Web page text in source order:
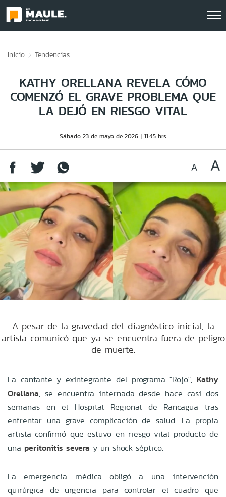
Inicio Tendencias
KATHY ORELLANA REVELA CÓMO
COMENZÓ EL GRAVE PROBLEMA QUE
LA DEJÓ EN RIESGO VITAL
Sábado 23 de mayo de 2026 11:45 hrs
A pesar de la gravedad del diagnóstico inicial, la
artista comunicó que ya se encuentra fuera de peligro
de muerte.
La cantante y exintegrante del programa "Rojo", Kathy
Orellana, se encuentra internada desde hace casi dos
semanas en el Hospital Regional de Rancagua tras
enfrentar una grave complicación de salud. La propia
artista confirmó que estuvo en riesgo vital producto de
una peritonitis severa y un shock séptico.
La emergencia médica obligó a una intervención
quirúrgica de urgencia para controlar el cuadro que